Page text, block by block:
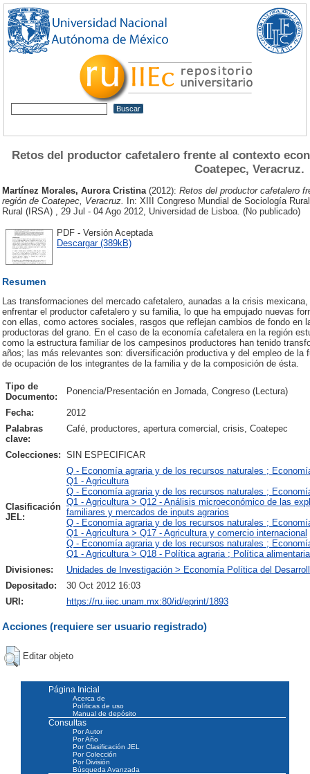
Retos del productor cafetalero frente al contexto
Coatepec, Veracruz.
Martínez Morales, Aurora Cristina (2012): Retos del productor cafetalero
región de Coatepec, Veracruz.
In: XIII Congreso Mundial de Sociología
Rural (IRSA) , 29 Jul - 04 Ago 2012, Universidad de Lisboa. (No publicado)
PDF - Versión Aceptada
Descargar (389kB)
Resumen
Las transformaciones del mercado cafetalero, aunadas a la crisis
enfrentar el productor cafetalero y su familia, lo que ha empujado nuevas
con ellas, como actores sociales, rasgos que reflejan cambios de fondo en
productoras del grano. En el caso de la economía cafetalera en la región
como la estructura familiar de los campesinos productores han tenido
años; las más relevantes son: diversificación productiva y del empleo de
de ocupación de los integrantes de la familia y de la composición de ésta.
Tipo de
Documento:
Ponencia/Presentación en Jornada, Congreso (Lectura)
Fecha:
2012
Palabras
clave:
Café, productores, apertura comercial, crisis, Coatepec
Colecciones: SIN ESPECIFICAR
Clasificación
JEL:
Q - Economía agraria y de los recursos naturales ;
Q1 - Agricultura
Q - Economía agraria y de los recursos naturales ;
Q1 - Agricultura > Q12 - Análisis microeconómico de las
familiares y mercados de inputs agrarios
Q - Economía agraria y de los recursos naturales ;
Q1 - Agricultura > Q17 - Agricultura y comercio internacional
Q - Economía agraria y de los recursos naturales ;
Q1 - Agricultura > Q18 - Política agraria ; Política alimentaria
Divisiones:
Unidades de Investigación > Economía Política del
Depositado:
30 Oct 2012 16:03
URI:
https://ru.iiec.unam.mx:80/id/eprint/1893
Acciones (requiere ser usuario registrado)
Editar objeto
Página Inicial
Acerca de
Políticas de uso
Manual de depósito
Consultas
Por Autor
Por Año
Por Clasificación JEL
Por Colección
Por División
Búsqueda Avanzada